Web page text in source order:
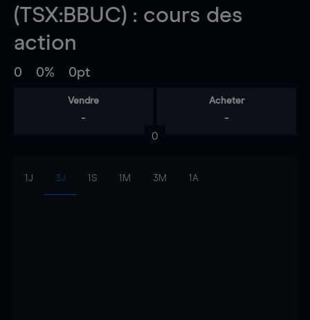
(TSX:BBUC) : cours des
action
0 0% 0pt
Vendre
-
Acheter
-
0
1J 3J 1S 1M 3M 1A